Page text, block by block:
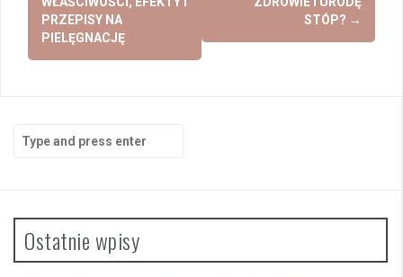
PRZEPISY NA
PIELĘGNACJĘ
STÓP? →
for:
Ostatnie wpisy